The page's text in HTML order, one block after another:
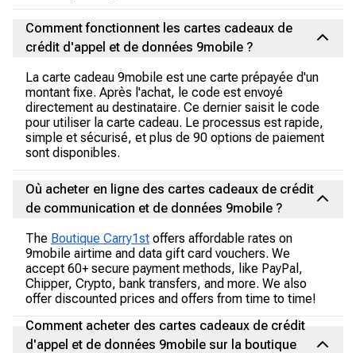
Comment fonctionnent les cartes cadeaux de
crédit d'appel et de données 9mobile ?
La carte cadeau 9mobile est une carte prépayée d'un
montant fixe. Après l'achat, le code est envoyé
directement au destinataire. Ce dernier saisit le code
pour utiliser la carte cadeau. Le processus est rapide,
simple et sécurisé, et plus de 90 options de paiement
sont disponibles.
Où acheter en ligne des cartes cadeaux de crédit
de communication et de données 9mobile ?
The Boutique Carry1st offers affordable rates on
9mobile airtime and data gift card vouchers. We
accept 60+ secure payment methods, like PayPal,
Chipper, Crypto, bank transfers, and more. We also
offer discounted prices and offers from time to time!
Comment acheter des cartes cadeaux de crédit
d'appel et de données 9mobile sur la boutique